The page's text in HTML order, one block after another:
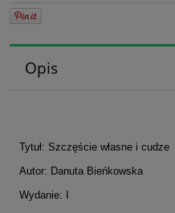
Opis
Tytuł: Szczęście własne i cudze
Autor: Danuta Bieńkowska
Wydanie: I